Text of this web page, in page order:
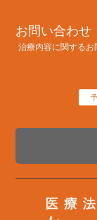
お問い合わせ
治療内容に関するお